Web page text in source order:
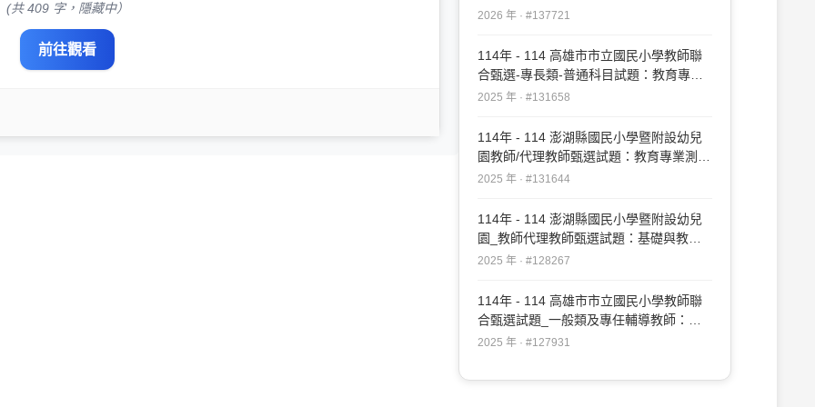
(共 409 字，隱藏中）
前往觀看
2026 年 · #137721
114年 - 114 高雄市市立國民小學教師聯
合甄選-專長類-普通科目試題：教育專業
#131658
2025 年 · #131658
114年 - 114 澎湖縣國民小學暨附設幼兒
園教師/代理教師甄選試題：教育專業測驗
#131644
2025 年 · #131644
114年 - 114 澎湖縣國民小學暨附設幼兒
園_教師代理教師甄選試題：基礎與教育
專業測驗#128267
2025 年 · #128267
114年 - 114 高雄市市立國民小學教師聯
合甄選試題_一般類及專任輔導教師：教
育專業#127931
2025 年 · #127931